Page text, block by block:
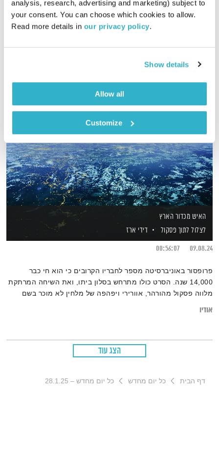
analysis, research, advertising and marketing) subject to
your consent. You can choose which cookies to allow.
Read more details in our privacy policy.
Show details
Allow all
Customize
24.12.19
00:58:39
שעה של מוזיקה מעולה להתעורר איתה, בעריכת ובהגשת אמיר פרי
אודיו
האיש מכדור הארץ
לצלול לתוך פסקול
דידי ארז
09.08.24
00:56:07
פרופסור באוניברסיטה מספר לחבריו הקרובים כי הוא חי כבר
14,000 שנה. הסרט כולו מתרחש בסלון ביתו, ואת השיחה המרתקת
מלווה פסקול מהורהר, אוורירי ויפהפה של מלחין לא מוכר בשם
אודיו
הצג עוד
דף הבית כל יום מחדש כל יום מחדש – 28.1.25